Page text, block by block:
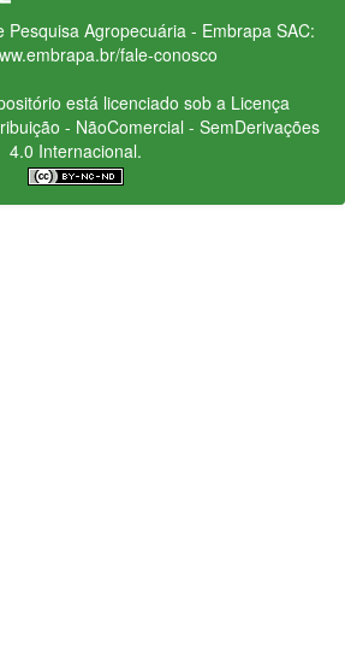
Pesquisa Agropecuária - Embrapa SAC:
fale-conosco
está licenciado sob a Licença
- NãoComercial - SemDerivações
4.0 Internacional.